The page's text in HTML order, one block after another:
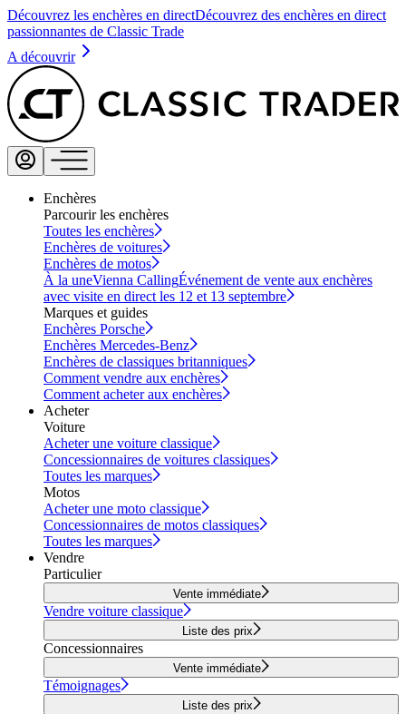
Découvrez les enchères en directDécouvrez des enchères en direct
passionnantes de Classic Trade
A découvrir
Enchères
Parcourir les enchères
Toutes les enchères
Enchères de voitures
Enchères de motos
À la uneVienna CallingÉvénement de vente aux enchères
avec visite en direct les 12 et 13 septembre
Marques et guides
Enchères Porsche
Enchères Mercedes-Benz
Enchères de classiques britanniques
Comment vendre aux enchères
Comment acheter aux enchères
Acheter
Voiture
Acheter une voiture classique
Concessionnaires de voitures classiques
Toutes les marques
Motos
Acheter une moto classique
Concessionnaires de motos classiques
Toutes les marques
Vendre
Particulier
Vente immédiate
Vendre voiture classique
Liste des prix
Concessionnaires
Vente immédiate
Témoignages
Liste des prix